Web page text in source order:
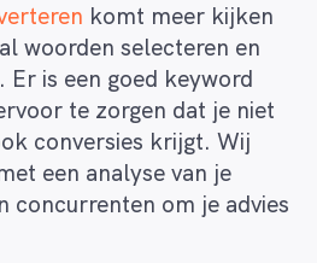
komt meer kijken
woorden selecteren en
is een goed keyword
te zorgen dat je niet
conversies krijgt. Wij
een analyse van je
concurrenten om je advies